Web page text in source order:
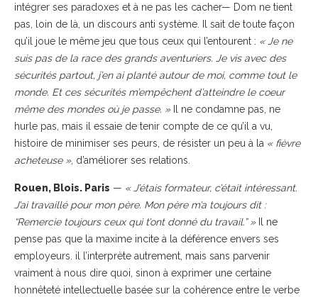
intégrer ses paradoxes et à ne pas les cacher— Dom ne tient
pas, loin de là, un discours anti système. Il sait de toute façon
qu’il joue le même jeu que tous ceux qui l’entourent : « Je ne
suis pas de la race des grands aventuriers. Je vis avec des
sécurités partout, j’en ai planté autour de moi, comme tout le
monde. Et ces sécurités m’empêchent d’atteindre le coeur
même des mondes où je passe. »Il ne condamne pas, ne
hurle pas, mais il essaie de tenir compte de ce qu’il a vu,
histoire de minimiser ses peurs, de résister un peu à la « fièvre
acheteuse », d’améliorer ses relations.
Rouen, Blois. Paris — « J’étais formateur, c’était intéressant.
J’ai travaillé pour mon père. Mon père m’a toujours dit :
“Remercie toujours ceux qui t’ont donné du travail.” »Il ne
pense pas que la maxime incite à la déférence envers ses
employeurs. il l’interprète autrement, mais sans parvenir
vraiment à nous dire quoi, sinon à exprimer une certaine
honnêteté intellectuelle basée sur la cohérence entre le verbe